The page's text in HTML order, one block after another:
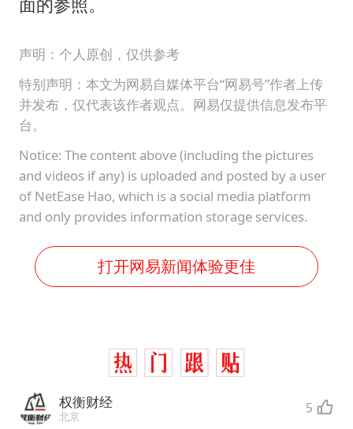
面的参照。
声明：个人原创，仅供参考
特别声明：本文为网易自媒体平台“网易号”作者上传
并发布，仅代表该作者观点。网易仅提供信息发布平
台。
Notice: The content above (including the pictures
and videos if any) is uploaded and posted by a user
of NetEase Hao, which is a social media platform
and only provides information storage services.
打开网易新闻体验更佳
权衡财经
北京 5